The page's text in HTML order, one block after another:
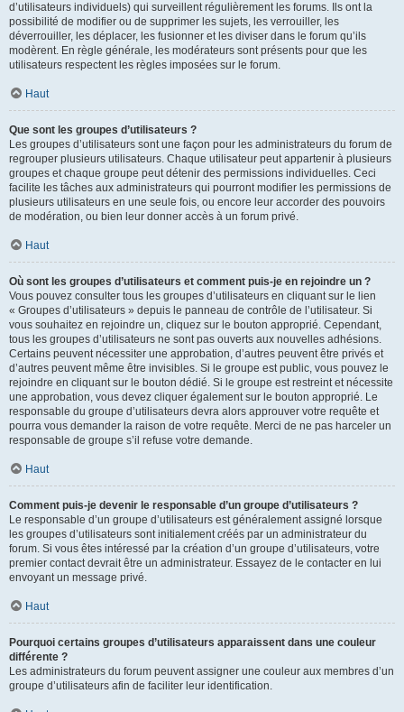
d’utilisateurs individuels) qui surveillent régulièrement les forums. Ils ont la
possibilité de modifier ou de supprimer les sujets, les verrouiller, les
déverrouiller, les déplacer, les fusionner et les diviser dans le forum qu’ils
modèrent. En règle générale, les modérateurs sont présents pour que les
utilisateurs respectent les règles imposées sur le forum.
Haut
Que sont les groupes d’utilisateurs ?
Les groupes d’utilisateurs sont une façon pour les administrateurs du forum de
regrouper plusieurs utilisateurs. Chaque utilisateur peut appartenir à plusieurs
groupes et chaque groupe peut détenir des permissions individuelles. Ceci
facilite les tâches aux administrateurs qui pourront modifier les permissions de
plusieurs utilisateurs en une seule fois, ou encore leur accorder des pouvoirs
de modération, ou bien leur donner accès à un forum privé.
Haut
Où sont les groupes d’utilisateurs et comment puis-je en rejoindre un ?
Vous pouvez consulter tous les groupes d’utilisateurs en cliquant sur le lien
« Groupes d’utilisateurs » depuis le panneau de contrôle de l’utilisateur. Si
vous souhaitez en rejoindre un, cliquez sur le bouton approprié. Cependant,
tous les groupes d’utilisateurs ne sont pas ouverts aux nouvelles adhésions.
Certains peuvent nécessiter une approbation, d’autres peuvent être privés et
d’autres peuvent même être invisibles. Si le groupe est public, vous pouvez le
rejoindre en cliquant sur le bouton dédié. Si le groupe est restreint et nécessite
une approbation, vous devez cliquer également sur le bouton approprié. Le
responsable du groupe d’utilisateurs devra alors approuver votre requête et
pourra vous demander la raison de votre requête. Merci de ne pas harceler un
responsable de groupe s’il refuse votre demande.
Haut
Comment puis-je devenir le responsable d’un groupe d’utilisateurs ?
Le responsable d’un groupe d’utilisateurs est généralement assigné lorsque
les groupes d’utilisateurs sont initialement créés par un administrateur du
forum. Si vous êtes intéressé par la création d’un groupe d’utilisateurs, votre
premier contact devrait être un administrateur. Essayez de le contacter en lui
envoyant un message privé.
Haut
Pourquoi certains groupes d’utilisateurs apparaissent dans une couleur
différente ?
Les administrateurs du forum peuvent assigner une couleur aux membres d’un
groupe d’utilisateurs afin de faciliter leur identification.